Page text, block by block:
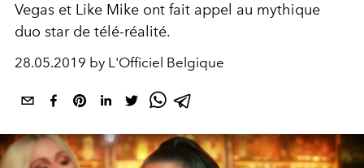
Vegas et Like Mike ont fait appel au mythique
duo star de télé-réalité.
28.05.2019 by L'Officiel Belgique